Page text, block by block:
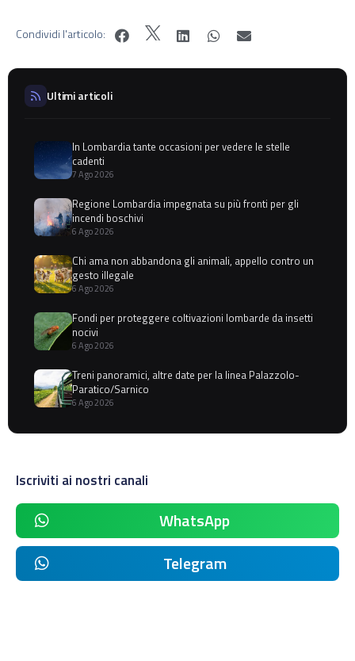
Condividi l'articolo:
Ultimi articoli
In Lombardia tante occasioni per vedere le stelle
cadenti
7 Ago 2026
Regione Lombardia impegnata su più fronti per gli
incendi boschivi
6 Ago 2026
Chi ama non abbandona gli animali, appello contro un
gesto illegale
6 Ago 2026
Fondi per proteggere coltivazioni lombarde da insetti
nocivi
6 Ago 2026
Treni panoramici, altre date per la linea Palazzolo-
Paratico/Sarnico
6 Ago 2026
Iscriviti ai nostri canali
WhatsApp
Telegram